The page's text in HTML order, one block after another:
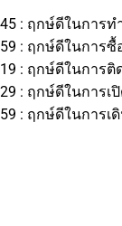
: ฤกษ์ดีในการ
: ฤกษ์ดีในการ
: ฤกษ์ดีในการ
: ฤกษ์ดีในการ
: ฤกษ์ดีในการ